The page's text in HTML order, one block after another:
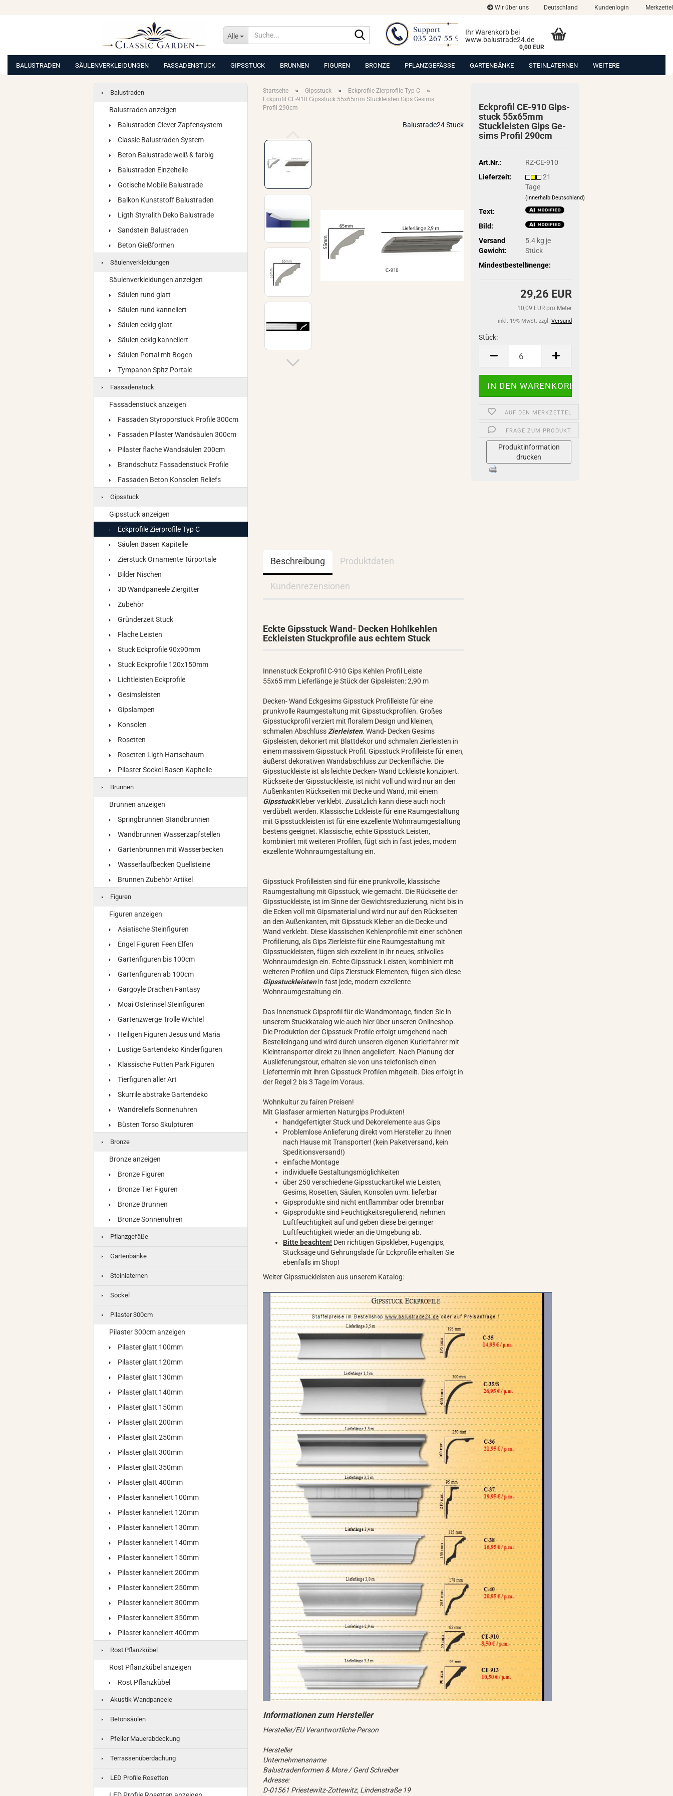
Wir über uns Deutschland Kundenlogin Merkzettel
Alle
Suche...
Ihr Warenkorb bei
www.balustrade24.de
0,00 EUR
BALUSTRADEN SÄULENVERKLEIDUNGEN FASSADENSTUCK GIPSSTUCK BRUNNEN FIGUREN BRONZE PFLANZGEFÄSSE GARTENBÄNKE STEINLATERNEN WEITERE
Startseite » Gipsstuck » Eckprofile Zierprofile Typ C »
Eckprofil CE-910 Gipsstuck 55x65mm Stuckleisten Gips Gesims
Profil 290cm
Balustrade24 Stuck
Eck­pro­fil CE-​910 Gips­
stuck 55x65mm
Stuck­leis­ten Gips Ge­
sims Pro­fil 290cm
Art.Nr.:
RZ-CE-910
Lieferzeit:
21
Tage
(innerhalb Deutschland)
Text:
Bild:
Versand
Gewicht:
5.4kg je
Stück
Mindestbestellmenge:
6
29,26 EUR
10,09 EUR pro Meter
inkl. 19% MwSt. zzgl. Versand
Stück:
Stück
AUF DEN MERKZETTEL
FRAGE ZUM PRODUKT
Produktinformation
drucken
Beschreibung Produktdaten
Kundenrezensionen
Eckte Gipsstuck Wand- Decken Hohlkehlen
Eckleisten Stuckprofile aus echtem Stuck
Innenstuck Eckprofil C-910 Gips Kehlen Profil Leiste
55x65 mm Lieferlänge je Stück der Gipsleisten: 2,90 m
Decken- Wand Eckgesims Gipsstuck Profilleiste für eine
prunkvolle Raumgestaltung mit Gipsstuckprofilen. Großes
Gipsstuckprofil verziert mit floralem Design und kleinen,
schmalen Abschluss Zierleisten. Wand- Decken Gesims
Gipsleisten, dekoriert mit Blattdekor und schmalen Zierleisten in
einem massivem Gipsstuck Profil. Gipsstuck Profilleiste für einen,
äußerst dekorativen Wandabschluss zur Deckenfläche. Die
Gipsstuckleiste ist als leichte Decken- Wand Eckleiste konzipiert.
Rückseite der Gipsstuckleiste, ist nicht voll und wird nur an den
Außenkanten Rückseiten mit Decke und Wand, mit einem
GipsstuckKleber verklebt. Zusätzlich kann diese auch noch
verdübelt werden. Klassische Eckleiste für eine Raumgestaltung
mit Gipsstuckleisten ist für eine exzellente Wohnraumgestaltung
bestens geeignet. Klassische, echte Gipsstuck Leisten,
kombiniert mit weiteren Profilen, fügt sich in fast jedes, modern
exzellente Wohnraumgestaltung ein.
Gipsstuck Profilleisten sind für eine prunkvolle, klassische
Raumgestaltung mit Gipsstuck, wie gemacht. Die Rückseite der
Gipsstuckleiste, ist im Sinne der Gewichtsreduzierung, nicht bis in
die Ecken voll mit Gipsmaterial und wird nur auf den Rückseiten
an den Außenkanten, mit Gipsstuck Kleber an die Decke und
Wand verklebt. Diese klassischen Kehlenprofile mit einer schönen
Profilierung, als Gips Zierleiste für eine Raumgestaltung mit
Gipsstuckleisten, fügen sich exzellent in ihr neues, stilvolles
Wohnraumdesign ein. Echte Gipsstuck Leisten, kombiniert mit
weiteren Profilen und Gips Zierstuck Elementen, fügen sich diese
Gipsstuckleistenin fast jede, modern exzellente
Wohnraumgestaltung ein.
Das Innenstuck Gipsprofil für die Wandmontage, finden Sie in
unserem Stuckkatalog wie auch hier über unseren Onlineshop.
Die Produktion der Gipsstuck Profile erfolgt umgehend nach
Bestelleingang und wird durch unseren eigenen Kurierfahrer mit
Kleintransporter direkt zu Ihnen angeliefert. Nach Planung der
Auslieferungstour, erhalten sie von uns telefonisch einen
Liefertermin mit ihren Gipsstuck Profilen mitgeteilt. Dies erfolgt in
der Regel 2 bis 3 Tage im Voraus.
Wohnkultur zu fairen Preisen!
Mit Glasfaser armierten Naturgips Produkten!
handgefertigter Stuck und Dekorelemente aus Gips
Problemlose Anlieferung direkt vom Hersteller zu Ihnen
nach Hause mit Transporter! (kein Paketversand, kein
Speditionsversand!)
einfache Montage
individuelle Gestaltungsmöglichkeiten
über 250 verschiedene Gipsstuckartikel wie Leisten,
Gesims, Rosetten, Säulen, Konsolen uvm. lieferbar
Gipsprodukte sind nicht entflammbar oder brennbar
Gipsprodukte sind Feuchtigkeitsregulierend, nehmen
Luftfeuchtigkeit auf und geben diese bei geringer
Luftfeuchtigkeit wieder an die Umgebung ab.
Bitte beachten! Den richtigen Gipskleber, Fugengips,
Stucksäge und Gehrungslade für Eckprofile erhalten Sie
ebenfalls im Shop!
Weiter Gipsstuckleisten aus unserem Katalog:
Hersteller/EU Verantwortliche Person
Hersteller
Unternehmensname
Balustradenformen & More / Gerd Schreiber
Adresse:
D-01561 Priestewitz-Zottewitz, Lindenstraße 19
Balustraden
Balustraden anzeigen
Balustraden Clever Zapfensystem
Classic Balustraden System
Beton Balustrade weiß & farbig
Balustraden Einzelteile
Gotische Mobile Balustrade
Balkon Kunststoff Balustraden
Ligth Styralith Deko Balustrade
Sandstein Balustraden
Beton Gießformen
Säulenverkleidungen
Säulenverkleidungen anzeigen
Säulen rund glatt
Säulen rund kanneliert
Säulen eckig glatt
Säulen eckig kanneliert
Säulen Portal mit Bogen
Tympanon Spitz Portale
Fassadenstuck
Fassadenstuck anzeigen
Fassaden Styroporstuck Profile 300cm
Fassaden Pilaster Wandsäulen 300cm
Pilaster flache Wandsäulen 200cm
Brandschutz Fassadenstuck Profile
Fassaden Beton Konsolen Reliefs
Gipsstuck
Gipsstuck anzeigen
Eckprofile Zierprofile Typ C
Säulen Basen Kapitelle
Zierstuck Ornamente Türportale
Bilder Nischen
3D Wandpaneele Ziergitter
Zubehör
Gründerzeit Stuck
Flache Leisten
Stuck Eckprofile 90x90mm
Stuck Eckprofile 120x150mm
Lichtleisten Eckprofile
Gesimsleisten
Gipslampen
Konsolen
Rosetten
Rosetten Ligth Hartschaum
Pilaster Sockel Basen Kapitelle
Brunnen
Brunnen anzeigen
Springbrunnen Standbrunnen
Wandbrunnen Wasserzapfstellen
Gartenbrunnen mit Wasserbecken
Wasserlaufbecken Quellsteine
Brunnen Zubehör Artikel
Figuren
Figuren anzeigen
Asiatische Steinfiguren
Engel Figuren Feen Elfen
Gartenfiguren bis 100cm
Gartenfiguren ab 100cm
Gargoyle Drachen Fantasy
Moai Osterinsel Steinfiguren
Gartenzwerge Trolle Wichtel
Heiligen Figuren Jesus und Maria
Lustige Gartendeko Kinderfiguren
Klassische Putten Park Figuren
Tierfiguren aller Art
Skurrile abstrake Gartendeko
Wandreliefs Sonnenuhren
Büsten Torso Skulpturen
Bronze
Bronze anzeigen
Bronze Figuren
Bronze Tier Figuren
Bronze Brunnen
Bronze Sonnenuhren
Pflanzgefäße
Gartenbänke
Steinlaternen
Sockel
Pilaster 300cm
Pilaster 300cm anzeigen
Pilaster glatt 100mm
Pilaster glatt 120mm
Pilaster glatt 130mm
Pilaster glatt 140mm
Pilaster glatt 150mm
Pilaster glatt 200mm
Pilaster glatt 250mm
Pilaster glatt 300mm
Pilaster glatt 350mm
Pilaster glatt 400mm
Pilaster kanneliert 100mm
Pilaster kanneliert 120mm
Pilaster kanneliert 130mm
Pilaster kanneliert 140mm
Pilaster kanneliert 150mm
Pilaster kanneliert 200mm
Pilaster kanneliert 250mm
Pilaster kanneliert 300mm
Pilaster kanneliert 350mm
Pilaster kanneliert 400mm
Rost Pflanzkübel
Rost Pflanzkübel anzeigen
Rost Pflanzkübel
Akustik Wandpaneele
Betonsäulen
Pfeiler Mauerabdeckung
Terrassenüberdachung
LED Profile Rosetten